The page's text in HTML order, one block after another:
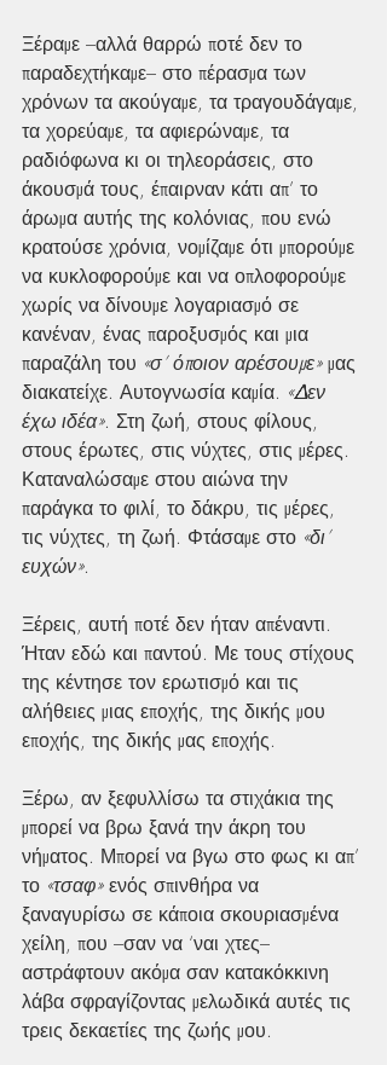
Ξέραμε –αλλά θαρρώ ποτέ δεν το
παραδεχτήκαμε– στο πέρασμα των
χρόνων τα ακούγαμε, τα τραγουδάγαμε,
τα χορεύαμε, τα αφιερώναμε, τα
ραδιόφωνα κι οι τηλεοράσεις, στο
άκουσμά τους, έπαιρναν κάτι απ’ το
άρωμα αυτής της κολόνιας, που ενώ
κρατούσε χρόνια, νομίζαμε ότι μπορούμε
να κυκλοφορούμε και να οπλοφορούμε
χωρίς να δίνουμε λογαριασμό σε
κανέναν, ένας παροξυσμός και μια
παραζάλη του «σ’ όποιον αρέσουμε» μας
διακατείχε. Αυτογνωσία καμία. «Δεν
έχω ιδέα». Στη ζωή, στους φίλους,
στους έρωτες, στις νύχτες, στις μέρες.
Καταναλώσαμε στου αιώνα την
παράγκα το φιλί, το δάκρυ, τις μέρες,
τις νύχτες, τη ζωή. Φτάσαμε στο «δι’
ευχών».
Ξέρεις, αυτή ποτέ δεν ήταν απέναντι.
Ήταν εδώ και παντού. Με τους στίχους
της κέντησε τον ερωτισμό και τις
αλήθειες μιας εποχής, της δικής μου
εποχής, της δικής μας εποχής.
Ξέρω, αν ξεφυλλίσω τα στιχάκια της
μπορεί να βρω ξανά την άκρη του
νήματος. Μπορεί να βγω στο φως κι απ’
το «τσαφ» ενός σπινθήρα να
ξαναγυρίσω σε κάποια σκουριασμένα
χείλη, που –σαν να ‘ναι χτες–
αστράφτουν ακόμα σαν κατακόκκινη
λάβα σφραγίζοντας μελωδικά αυτές τις
τρεις δεκαετίες της ζωής μου.